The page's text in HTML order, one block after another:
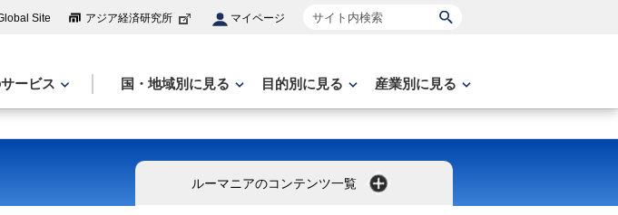
Site アジア経済研究所 マイページ サイト内検索
ービス 国・地域別に見る 目的別に見る 産業別に見る
ルーマニアのコンテンツ一覧